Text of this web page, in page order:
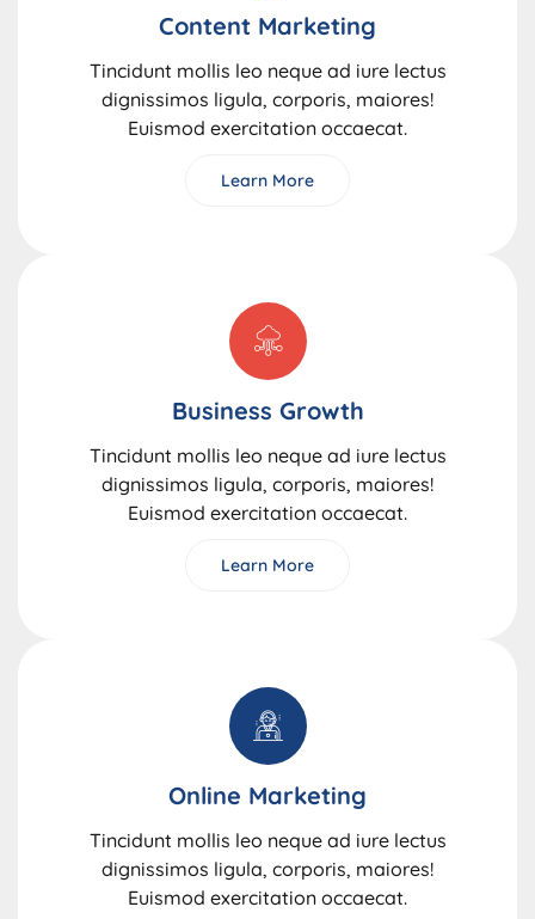
Content Marketing
Tincidunt mollis leo neque ad iure lectus
dignissimos ligula, corporis, maiores!
Euismod exercitation occaecat.
Learn More
Business Growth
Tincidunt mollis leo neque ad iure lectus
dignissimos ligula, corporis, maiores!
Euismod exercitation occaecat.
Learn More
Online Marketing
Tincidunt mollis leo neque ad iure lectus
dignissimos ligula, corporis, maiores!
Euismod exercitation occaecat.